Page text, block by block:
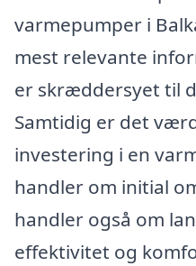
varmepumper i
mest relevante
er skræddersyet til
Samtidig er det
investering i en
handler om initial
handler også om
effektivitet og